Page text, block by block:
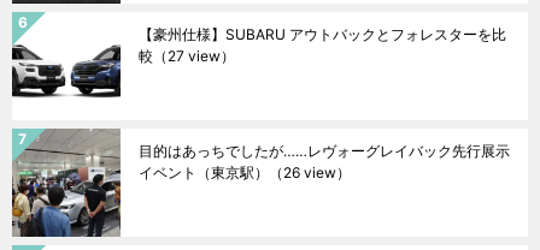
【豪州仕様】SUBARU アウトバックとフォレスターを比
較 （27 view）
目的はあっちでしたが……レヴォーグレイバック先行展示
イベント（東京駅）
（26 view）